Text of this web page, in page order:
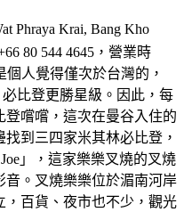
Phraya Krai, Bang Kho
80 544 4645，營業時
個人覺得僅次於台灣的，
比登更勝星級。因此，每
嚐嚐，這次在曼谷入住的
到三四家米其林必比登，
」，這家樂樂叉燒的叉燒
。叉燒樂樂位於湄南河岸
，百貨、夜市也不少，觀光